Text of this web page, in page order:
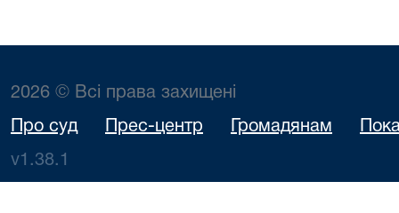
2026 © Всі права захищені
Про суд Прес-центр Громадянам
v1.38.1